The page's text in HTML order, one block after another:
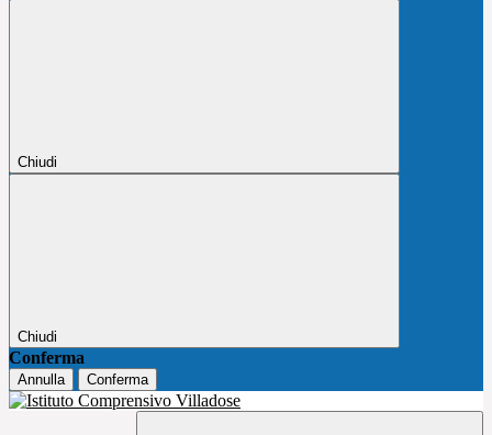
Chiudi
Chiudi
Conferma
Annulla Conferma